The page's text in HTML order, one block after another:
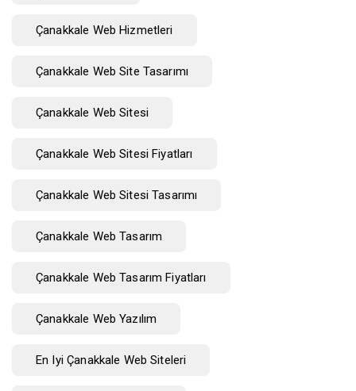
Çanakkale Web Hizmetleri
Çanakkale Web Site Tasarımı
Çanakkale Web Sitesi
Çanakkale Web Sitesi Fiyatları
Çanakkale Web Sitesi Tasarımı
Çanakkale Web Tasarım
Çanakkale Web Tasarım Fiyatları
Çanakkale Web Yazılım
En Iyi Çanakkale Web Siteleri